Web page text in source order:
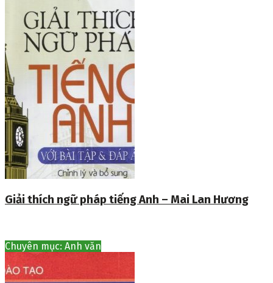
Giải thích ngữ pháp tiếng Anh – Mai Lan Hương
Chuyên mục: Anh văn